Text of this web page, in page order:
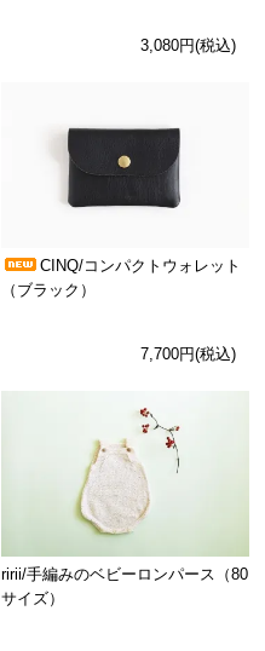
3,080円(税込)
CINQ/コンパクトウォレット
（ブラック）
7,700円(税込)
ririi/手編みのベビーロンパース（80
サイズ）